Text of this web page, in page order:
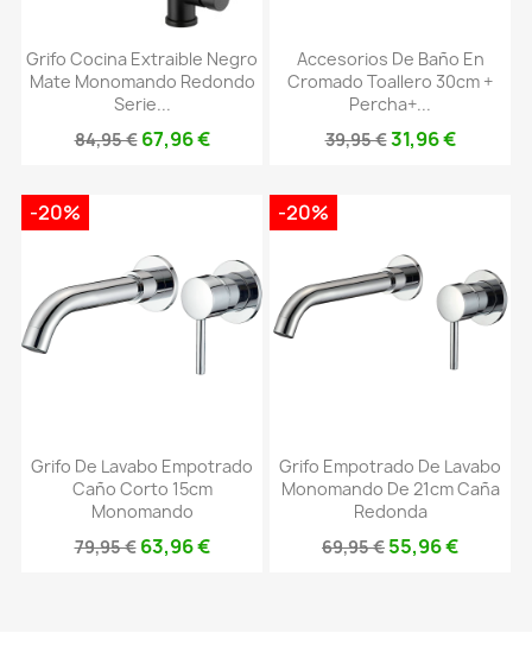
Grifo Cocina Extraible Negro
Mate Monomando Redondo
Serie...
84,95 € 67,96 €
Accesorios De Baño En
Cromado Toallero 30cm +
Percha+...
39,95 €31,96 €
Grifo De Lavabo Empotrado
Caño Corto 15cm
Monomando
79,95 € 63,96 €
-20%
Grifo Empotrado De Lavabo
Monomando De 21cm Caña
Redonda
69,95 € 55,96 €
-20%